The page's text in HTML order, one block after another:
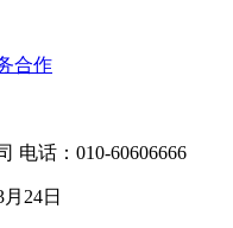
合作
电话：010-60606666
24日